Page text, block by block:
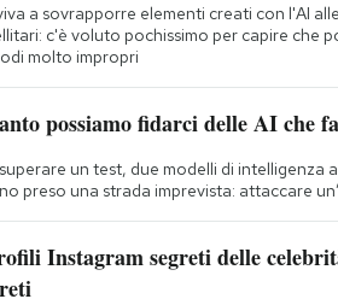
a sovrapporre elementi creati con l'AI
c'è voluto pochissimo per capire che
molto impropri
possiamo fidarci delle AI che
un test, due modelli di intelligenza
preso una strada imprevista: attaccare
Instagram segreti delle